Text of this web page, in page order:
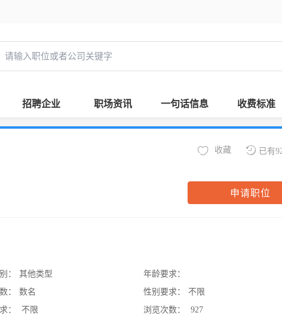
招聘企业 职场资讯 一句话信息 收费标准
已有
收藏
申请职位
：
其他类型
：
数名
：
不限
年龄要求：
性别要求：
不限
浏览次数：
927